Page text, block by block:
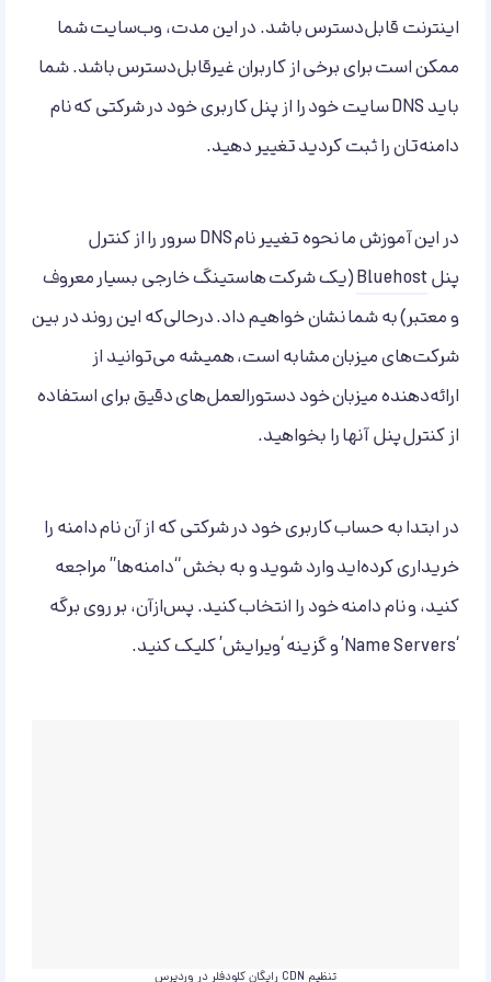
اینترنت قابل‌دسترس باشد. در این مدت، وب‌سایت شما
ممکن است برای برخی از کاربران غیرقابل‌دسترس باشد. شما
باید DNS سایت خود را از پنل کاربری خود در شرکتی که نام
دامنه‌تان را ثبت کردید تغییر دهید.
در این آموزش ما نحوه تغییر نام DNS سرور را از کنترل
پنلBluehost(یک شرکت هاستینگ خارجی بسیار معروف
و معتبر) به شما نشان خواهیم داد. درحالی‌که این روند در بین
شرکت‌های میزبان مشابه است، همیشه می‌توانید از
ارائه‌دهنده میزبان خود دستورالعمل‌های دقیق برای استفاده
از کنترل پنل آنها را بخواهید.
در ابتدا به‌ حساب کاربری خود در شرکتی که از آن نام دامنه را
خریداری کرده‌اید وارد شوید و به بخش “دامنه‌ها” مراجعه
کنید، و نام دامنه خود را انتخاب کنید. پس‌ازآن، بر روی برگه
‘Name Servers’ و گزینه ‘ویرایش’ کلیک کنید.
تنظیم CDN رایگان کلودفلر در وردپرس